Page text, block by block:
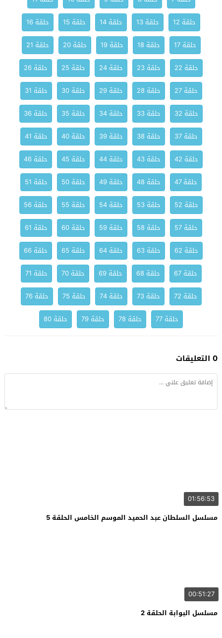
حلقة 12
حلقة 13 حلقة 14 حلقة 15
حلقة 16
حلقة 17
حلقة 18 حلقة 19 حلقة 20
حلقة 21
حلقة 22
حلقة 23 حلقة 24 حلقة 25
حلقة 26
حلقة 27
حلقة 28 حلقة 29 حلقة 30
حلقة 31
حلقة 32
حلقة 33 حلقة 34 حلقة 35
حلقة 36
حلقة 37
حلقة 38 حلقة 39 حلقة 40
حلقة 41
حلقة 42
حلقة 43 حلقة 44 حلقة 45
حلقة 46
حلقة 47
حلقة 48 حلقة 49 حلقة 50
حلقة 51
حلقة 52
حلقة 53 حلقة 54 حلقة 55
حلقة 56
حلقة 57
حلقة 58 حلقة 59 حلقة 60
حلقة 61
حلقة 62
حلقة 63 حلقة 64 حلقة 65
حلقة 66
حلقة 67
حلقة 68 حلقة 69 حلقة 70
حلقة 71
حلقة 72
حلقة 73 حلقة 74 حلقة 75
حلقة 76
حلقة 77
حلقة 78 حلقة 79 حلقة 80
0 التعليقات
01:56:53
مسلسل السلطان عبد الحميد الموسم الخامس الحلقة 5
00:51:27
مسلسل البوابة الحلقة 2